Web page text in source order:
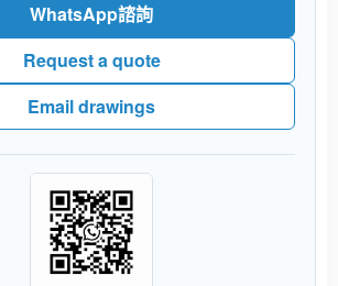
WhatsApp諮詢
Request a quote
Email drawings